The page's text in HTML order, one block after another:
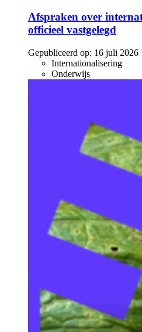
Afspraken over
officieel vastgelegd
Gepubliceerd op: 16 juli 2026
Internationalisering
Onderwijs